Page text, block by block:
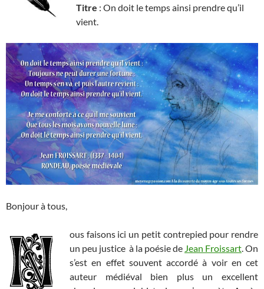
Titre : On doit le temps ainsi prendre qu’il
vient.
Bonjour à tous,
ous faisons ici un petit contrepied pour rendre
un peu justice à la poésie de Jean Froissart. On
s’est en effet souvent accordé à voir en cet
auteur médiéval bien plus un excellent